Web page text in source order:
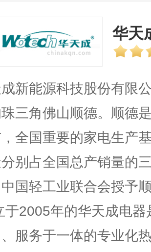
华天
新能源科技股份有限
三角佛山顺德。顺德
全国重要的家电生产
别占全国总产销量的
国轻工业联合会授予
于2005年的华天成电
服务于一体的专业化